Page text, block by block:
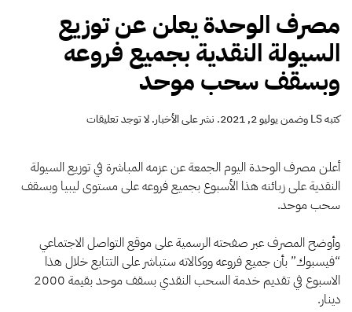
مصرف الوحدة يعلن عن توزيع
السيولة النقدية بجميع فروعه
وبسقف سحب موحد
كتبهLSوضمنيوليو 2, 2021 . نشر علىالأخبار.لا توجد تعليقاتعلى
يعلن
عن
توزيع
بجميع
فروعه
وبسقف
سحب
أعلن مصرف الوحدة اليوم الجمعة عن عزمه المباشرة في توزيع السيولة
النقدية على زبائنه هذا الأسبوع بجميع فروعه على مستوى ليبيا وبسقف
سحب موحد.
وأوضح المصرف عبر صفحته الرسمية على موقع التواصل الاجتماعي
“فيسبوك” بأن جميع فروعه ووكالاته ستباشر على التتابع خلال هذا
الاسبوع في تقديم خدمة السحب النقدي بسقف موحد بقيمة 2000
دينار.